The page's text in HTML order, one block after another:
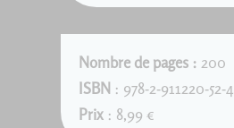
Nombre de pages : 200
ISBN : 978-2-911220-52-4
Prix: 8,99 €